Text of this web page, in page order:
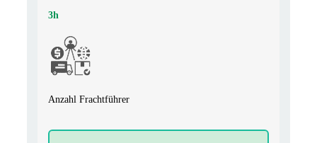
3h
Anzahl Frachtführer